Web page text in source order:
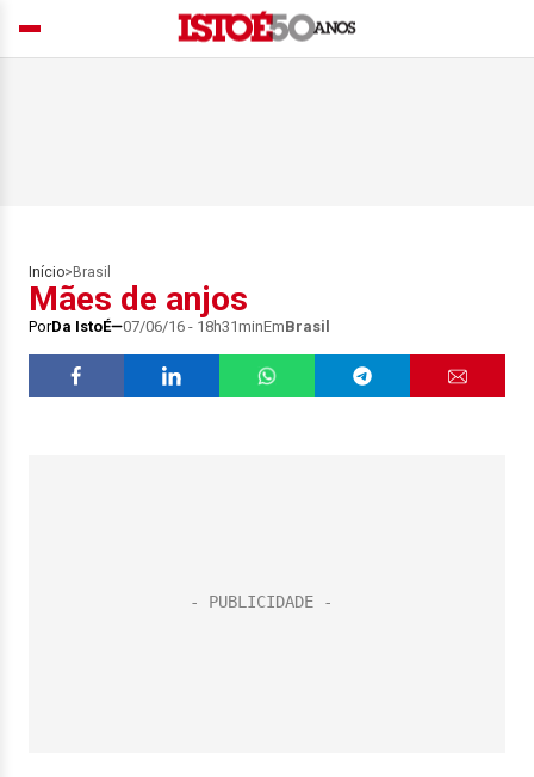
Início> Brasil
Mães de anjos
PorDa IstoÉ 07/06/16 - 18h31minEmBrasil